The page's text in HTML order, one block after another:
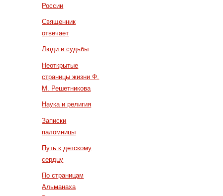
России
Священник
отвечает
Люди и судьбы
Неоткрытые
страницы жизни Ф.
М. Решетникова
Наука и религия
Записки
паломницы
Путь к детскому
сердцу
По страницам
Альманаха